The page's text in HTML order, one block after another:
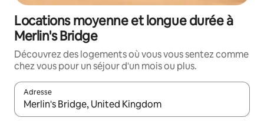
Locations moyenne et longue durée à
Merlin's Bridge
Découvrez des logements où vous vous sentez comme
chez vous pour un séjour d'un mois ou plus.
Adresse
Lorsque les résultats s'affichent, utilisez les flèches vers le